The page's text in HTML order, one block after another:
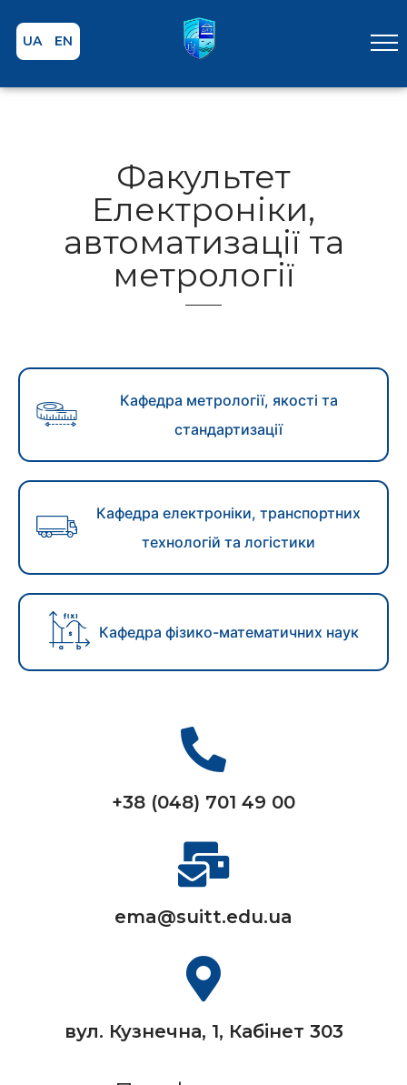
UA EN
Факультет
Електроніки,
автоматизації та
метрології
Кафедра метрології, якості та
стандартизації
Кафедра електроніки, транспортних
технологій та логістики
Кафедра фізико-математичних наук
+38 (048) 701 49 00
ema@suitt.edu.ua
вул. Кузнечна, 1, Кабінет 303